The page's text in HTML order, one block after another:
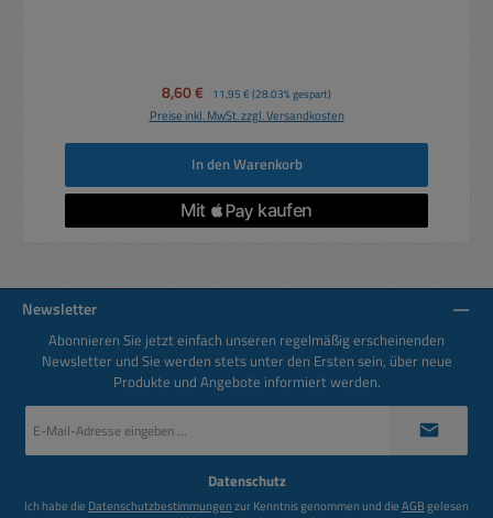
Verkaufspreis:
8,60 € Regulärer Preis:
11,95 € (28.03% gespart)
Preise inkl. MwSt. zzgl. Versandkosten
In den Warenkorb
Newsletter
Abonnieren Sie jetzt einfach unseren regelmäßig erscheinenden
Newsletter und Sie werden stets unter den Ersten sein, über neue
Produkte und Angebote informiert werden.
Mail-
Datenschutz
Ich habe die Datenschutzbestimmungenzur Kenntnis genommen und dieAGBgelesen